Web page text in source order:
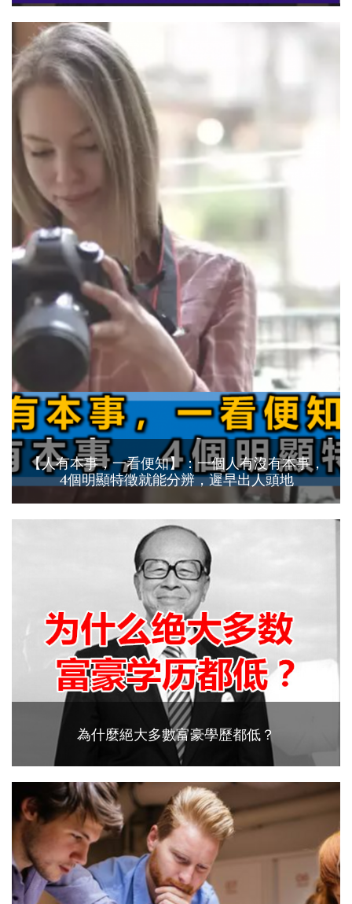
【人有本事，一看便知】：一個人有沒有本事，
4個明顯特徵就能分辨，遲早出人頭地
為什麼絕大多數富豪學歷都低？